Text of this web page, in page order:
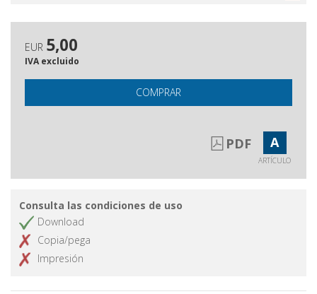
EUR 5,00
IVA excluido
COMPRAR
PDF A
ARTÍCULO
Consulta las condiciones de uso
Download
Copia/pega
Impresión